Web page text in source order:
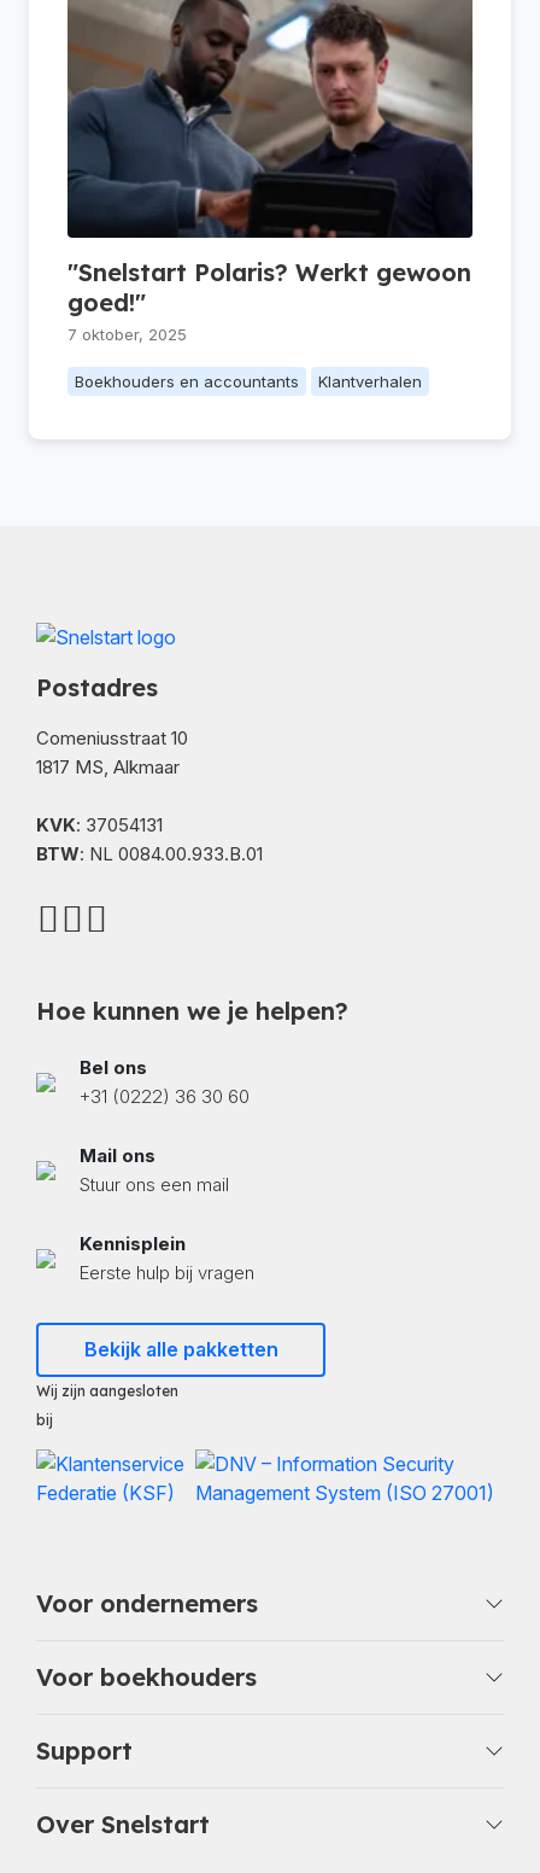
"Snelstart Polaris? Werkt gewoon
goed!"
7 oktober, 2025
Boekhouders en accountants Klantverhalen
Postadres
Comeniusstraat 10
1817 MS, Alkmaar
KVK: 37054131
BTW: NL 0084.00.933.B.01
Hoe kunnen we je helpen?
Bel ons
+31 (0222) 36 30 60
Mail ons
Stuur ons een mail
Kennisplein
Eerste hulp bij vragen
Bekijk alle pakketten
Wij zijn aangesloten
bij
Voor ondernemers
Voor boekhouders
Support
Over Snelstart